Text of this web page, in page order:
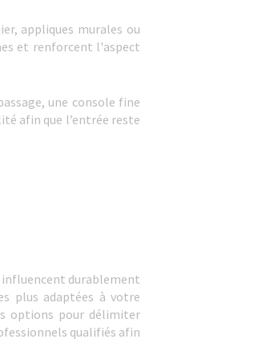
appliques murales ou
et renforcent l'aspect
une console fine
afin que l’entrée reste
durablement
plus adaptées à votre
options pour délimiter
qualifiés afin